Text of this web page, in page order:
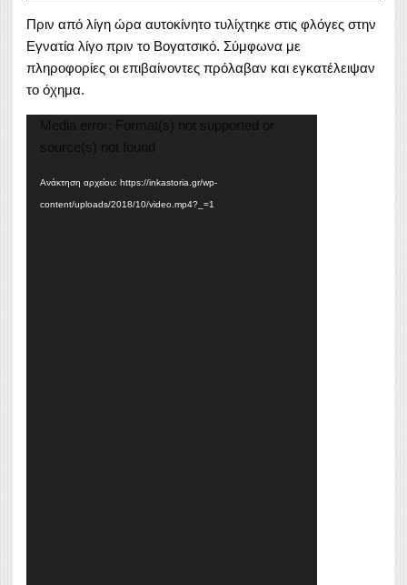
Πριν από λίγη ώρα αυτοκίνητο τυλίχτηκε στις φλόγες στην
Εγνατία λίγο πριν το Βογατσικό. Σύμφωνα με
πληροφορίες οι επιβαίνοντες πρόλαβαν και εγκατέλειψαν
το όχημα.
Πρόγραμμα
Αναπαραγωγής
Media error: Format(s) not supported or
source(s) not found
Ανάκτηση αρχείου: https://inkastoria.gr/wp-
content/uploads/2018/10/video.mp4?_=1